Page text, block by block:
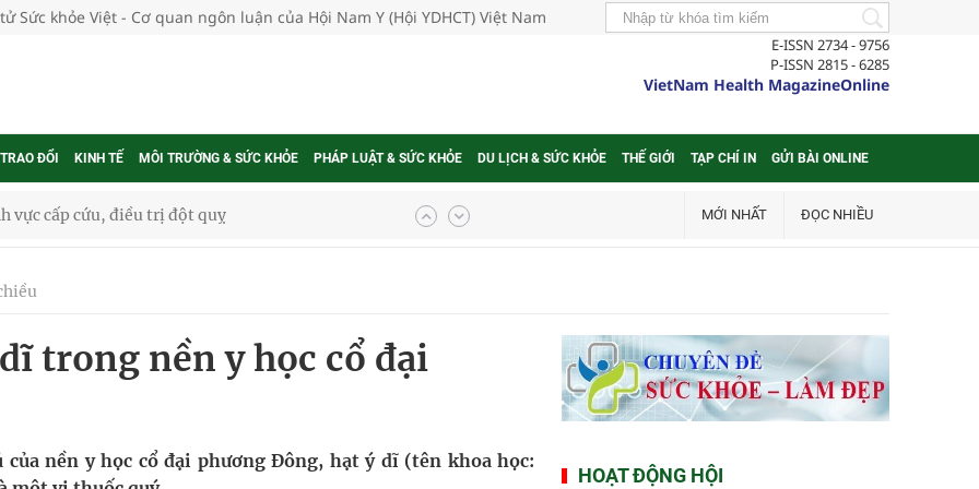
Sức khỏe Việt - Cơ quan ngôn luận của Hội Nam Y (Hội YDHCT) Việt Nam
E-ISSN 2734 - 9756
P-ISSN 2815 - 6285
VietNam Health MagazineOnline
ĐỔI KINH TẾ MÔI TRƯỜNG & SỨC KHỎE PHÁP LUẬT & SỨC KHỎE DU LỊCH & SỨC KHỎE THẾ GIỚI TẠP CHÍ IN GỬI BÀI ONLINE
vực cấp cứu, điều trị đột quỵ
rải rác.
triển nguồn nhân lực thời kỳ mới
Slimaura Care x3 trên 2 sàn thương mại điện tử
MỚI NHẤT ĐỌC NHIỀU
trong nền y học cổ đại
nền y học cổ đại phương Đông, hạt ý dĩ (tên khoa học:
HOẠT ĐỘNG HỘI